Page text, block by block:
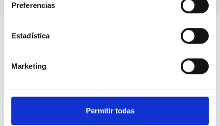
Preferencias
Estadística
Marketing
Permitir todas